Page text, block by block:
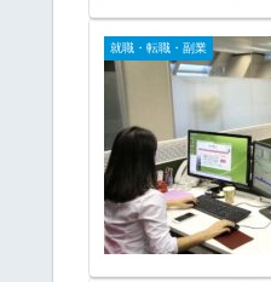
就職・転職・副業